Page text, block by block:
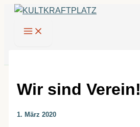
Zum
springen
Wir sind Verein!
1. März 2020